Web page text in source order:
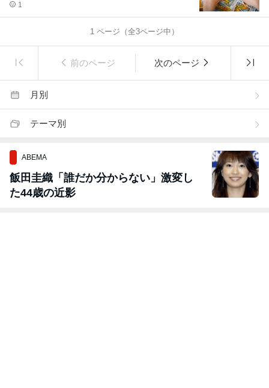
1
1 ページ（全3ページ中）
前のページ 次のページ
月別
テーマ別
ABEMA
飯田圭織「誰だか分からない」激変し
た44歳の近影